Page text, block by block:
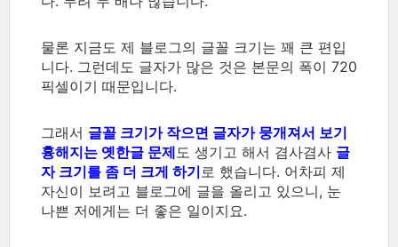
물론 지금도 제 블로그의 글꼴 크기는 꽤 큰 편입
니다. 그런데도 글자가 많은 것은 본문의 폭이 720
픽셀이기 때문입니다.
그래서 글꼴 크기가 작으면 글자가 뭉개져서 보기
흉해지는 옛한글 문제도 생기고 해서 겸사겸사 글
자 크기를 좀 더 크게 하기로 했습니다. 어차피 제
자신이 보려고 블로그에 글을 올리고 있으니, 눈
나쁜 저에게는 더 좋은 일이지요.